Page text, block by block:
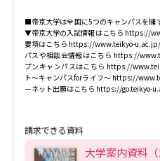
学問のミニ講義「夢ナビ講義」
学問の教科書
Ｑ＆Ａ よくあるご質問
■帝京大学は全国に5つのキャンパスを擁
▼帝京大学の入試情報はこちら https://
要項はこちら https://www.teikyo-
パスや相談会情報はこちら https://
プンキャンパスはこちら https://
ト～キャンパスforライフ～ https://
ーネット出願はこちら https://
請求できる資料
大学案内資料（